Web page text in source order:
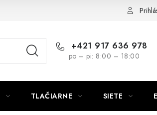
Napíšte nám
+421 917 636 978
po – pi: 8:00 – 18:00
TLAČIARNE SIETE